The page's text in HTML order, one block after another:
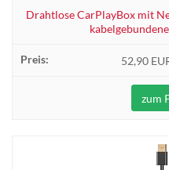
Drahtlose CarPlayBox mit
52,90
zum